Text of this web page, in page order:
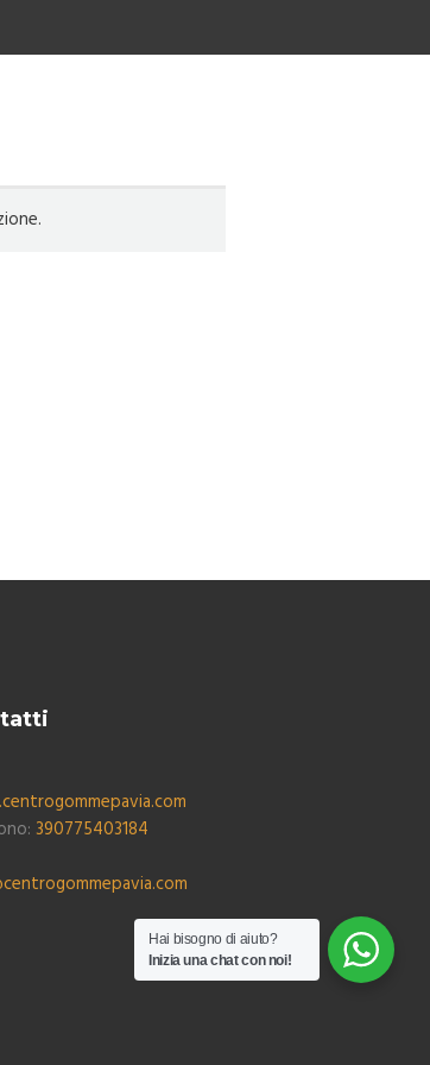
390775403184
Hai bisogno di aiuto?
Inizia una chat con noi!